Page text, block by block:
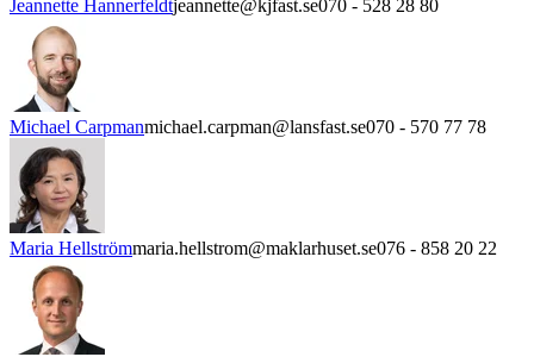
Jeannette Hannerfeldtjeannette@kjfast.se070 - 528 28 80
Michael Carpmanmichael.carpman@lansfast.se070 - 570 77 78
Maria Hellströmmaria.hellstrom@maklarhuset.se076 - 858 20 22